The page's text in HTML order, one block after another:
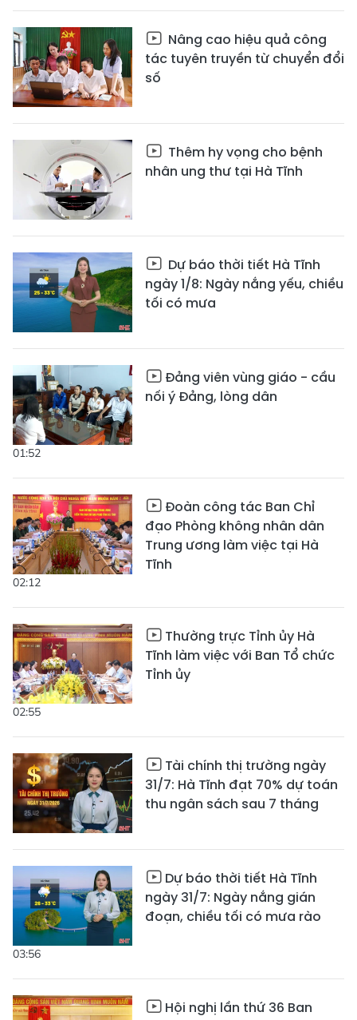
Nâng cao hiệu quả công
tác tuyên truyền từ chuyển đổi
số
Thêm hy vọng cho bệnh
nhân ung thư tại Hà Tĩnh
Dự báo thời tiết Hà Tĩnh
ngày 1/8: Ngày nắng yếu, chiều
tối có mưa
01:52
Đảng viên vùng giáo - cầu
nối ý Đảng, lòng dân
02:12
Đoàn công tác Ban Chỉ
đạo Phòng không nhân dân
Trung ương làm việc tại Hà
Tĩnh
02:55
Thường trực Tỉnh ủy Hà
Tĩnh làm việc với Ban Tổ chức
Tỉnh ủy
Tài chính thị trường ngày
31/7: Hà Tĩnh đạt 70% dự toán
thu ngân sách sau 7 tháng
03:56
Dự báo thời tiết Hà Tĩnh
ngày 31/7: Ngày nắng gián
đoạn, chiều tối có mưa rào
Hội nghị lần thứ 36 Ban